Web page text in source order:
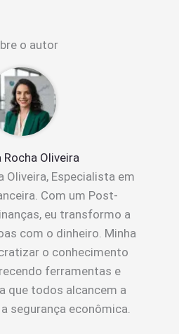
o autor
Rocha Oliveira
Oliveira, Especialista em
Com um Post-
eu transformo a
com o dinheiro. Minha
o conhecimento
ferramentas e
que todos alcancem a
segurança econômica.